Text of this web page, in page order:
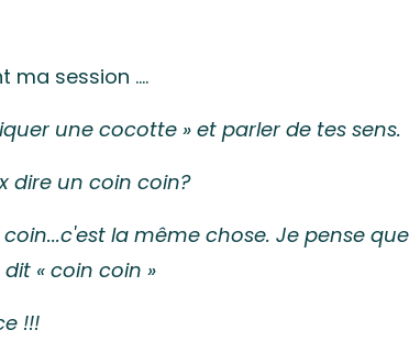
session ....
une cocotte » et parler de tes sens.
dire un coin coin?
la même chose. Je pense que
« coin coin »
!!!